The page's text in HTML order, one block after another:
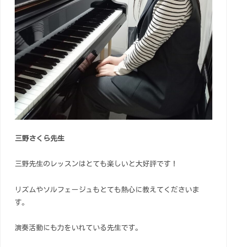
三野さくら先生
三野先生のレッスンはとても楽しいと大好評です！
リズムやソルフェージュもとても熱心に教えてくださいま
す。
演奏活動にも力をいれている先生です。